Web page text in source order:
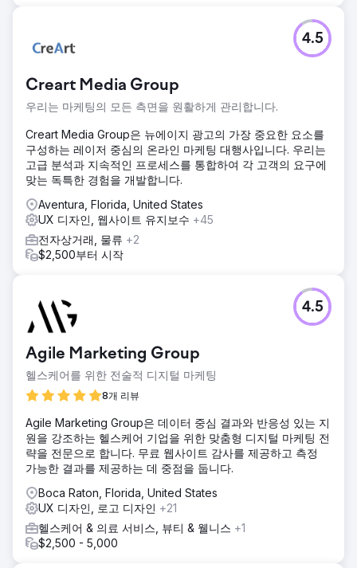
Creart Media Group
우리는 마케팅의 모든 측면을 원활하게 관리합니다.
4.5
Creart Media Group은 뉴에이지 광고의 가장 중요한 요소를
구성하는 레이저 중심의 온라인 마케팅 대행사입니다. 우리는
고급 분석과 지속적인 프로세스를 통합하여 각 고객의 요구에
맞는 독특한 경험을 개발합니다.
Aventura, Florida, United States
UX 디자인, 웹사이트 유지보수 +45
전자상거래, 물류 +2
$2,500부터 시작
Agile Marketing Group
헬스케어를 위한 전술적 디지털 마케팅
8개 리뷰
4.5
Agile Marketing Group은 데이터 중심 결과와 반응성 있는 지
원을 강조하는 헬스케어 기업을 위한 맞춤형 디지털 마케팅 전
략을 전문으로 합니다. 무료 웹사이트 감사를 제공하고 측정
가능한 결과를 제공하는 데 중점을 둡니다.
Boca Raton, Florida, United States
UX 디자인, 로고 디자인 +21
헬스케어 & 의료 서비스, 뷰티 & 웰니스 +1
$2,500 - 5,000